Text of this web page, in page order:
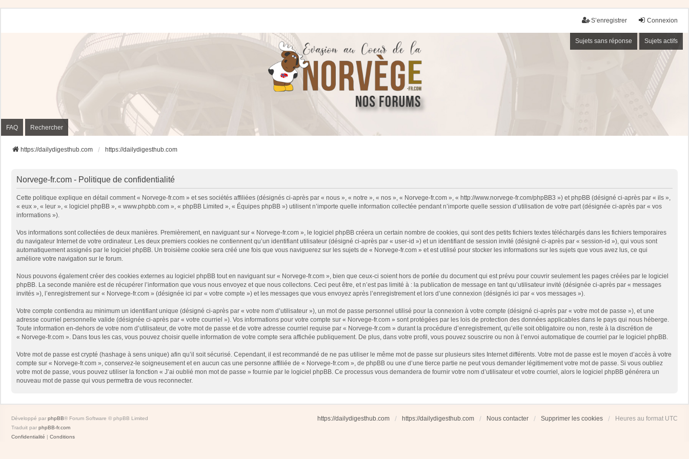
Connexion
S’enregistrer
Sujets sans réponse Sujets actifs
FAQ Rechercher
https://dailydigesthub.com https://dailydigesthub.com
Norvege-fr.com - Politique de confidentialité
Cette politique explique en détail comment « Norvege-fr.com » et ses sociétés affiliées (désignés ci-après par « nous », « notre », « nos », « Norvege-fr.com », « http://www.norvege-fr.com/phpBB3 ») et phpBB (désigné ci-après par « ils »,
« eux », « leur », « logiciel phpBB », « www.phpbb.com », « phpBB Limited », « Équipes phpBB ») utilisent n’importe quelle information collectée pendant n’importe quelle session d’utilisation de votre part (désignée ci-après par « vos
informations »).
Vos informations sont collectées de deux manières. Premièrement, en naviguant sur « Norvege-fr.com », le logiciel phpBB créera un certain nombre de cookies, qui sont des petits fichiers textes téléchargés dans les fichiers temporaires
du navigateur Internet de votre ordinateur. Les deux premiers cookies ne contiennent qu’un identifiant utilisateur (désigné ci-après par « user-id ») et un identifiant de session invité (désigné ci-après par « session-id »), qui vous sont
automatiquement assignés par le logiciel phpBB. Un troisième cookie sera créé une fois que vous naviguerez sur les sujets de « Norvege-fr.com » et est utilisé pour stocker les informations sur les sujets que vous avez lus, ce qui
améliore votre navigation sur le forum.
Nous pouvons également créer des cookies externes au logiciel phpBB tout en naviguant sur « Norvege-fr.com », bien que ceux-ci soient hors de portée du document qui est prévu pour couvrir seulement les pages créées par le logiciel
phpBB. La seconde manière est de récupérer l’information que vous nous envoyez et que nous collectons. Ceci peut être, et n’est pas limité à : la publication de message en tant qu’utilisateur invité (désignée ci-après par « messages
invités »), l’enregistrement sur « Norvege-fr.com » (désignée ici par « votre compte ») et les messages que vous envoyez après l’enregistrement et lors d’une connexion (désignés ici par « vos messages »).
Votre compte contiendra au minimum un identifiant unique (désigné ci-après par « votre nom d’utilisateur »), un mot de passe personnel utilisé pour la connexion à votre compte (désigné ci-après par « votre mot de passe »), et une
adresse courriel personnelle valide (désignée ci-après par « votre courriel »). Vos informations pour votre compte sur « Norvege-fr.com » sont protégées par les lois de protection des données applicables dans le pays qui nous héberge.
Toute information en-dehors de votre nom d’utilisateur, de votre mot de passe et de votre adresse courriel requise par « Norvege-fr.com » durant la procédure d’enregistrement, qu’elle soit obligatoire ou non, reste à la discrétion de
« Norvege-fr.com ». Dans tous les cas, vous pouvez choisir quelle information de votre compte sera affichée publiquement. De plus, dans votre profil, vous pouvez souscrire ou non à l’envoi automatique de courriel par le logiciel phpBB.
Votre mot de passe est crypté (hashage à sens unique) afin qu’il soit sécurisé. Cependant, il est recommandé de ne pas utiliser le même mot de passe sur plusieurs sites Internet différents. Votre mot de passe est le moyen d’accès à votre
compte sur « Norvege-fr.com », conservez-le soigneusement et en aucun cas une personne affiliée de « Norvege-fr.com », de phpBB ou une d’une tierce partie ne peut vous demander légitimement votre mot de passe. Si vous oubliez
votre mot de passe, vous pouvez utiliser la fonction « J’ai oublié mon mot de passe » fournie par le logiciel phpBB. Ce processus vous demandera de fournir votre nom d’utilisateur et votre courriel, alors le logiciel phpBB générera un
nouveau mot de passe qui vous permettra de vous reconnecter.
https://dailydigesthub.com https://dailydigesthub.com Nous contacter Supprimer les cookies Heures au format UTC
Développé par phpBB® Forum Software © phpBB Limited
Traduit par phpBB-fr.com
Confidentialité | Conditions